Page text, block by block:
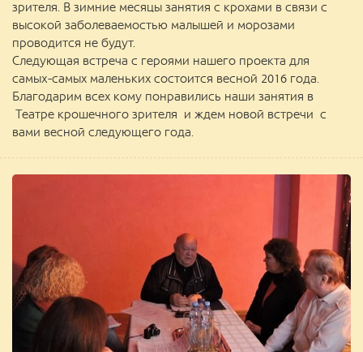
зрителя. В зимние месяцы занятия с крохами в связи с
высокой заболеваемостью малышей и морозами
проводится не будут.
Следующая встреча с героями нашего проекта для
самыx-самых маленьких состоится весной 2016 года.
Благодарим всех кому понравились наши занятия в
Театре крошечного зрителя и ждем новой встречи с
вами весной следующего года.